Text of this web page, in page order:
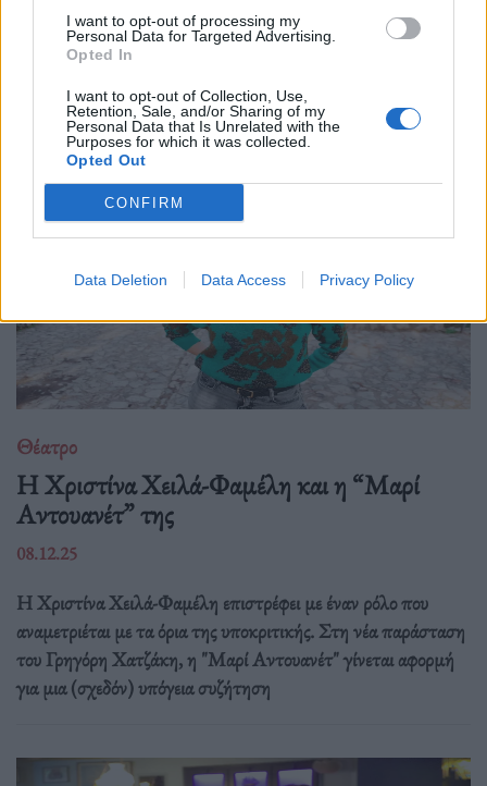
I want to opt-out of processing my
Personal Data for Targeted Advertising.
Opted In
I want to opt-out of Collection, Use,
Retention, Sale, and/or Sharing of my
Personal Data that Is Unrelated with the
Purposes for which it was collected.
Opted Out
CONFIRM
Data Deletion Data Access Privacy Policy
Με το "Αποτύπωμα", η Φένια Αποστόλου δημιουργεί έναν
σκοτεινό, ποιητικό χώρο όπου η γυναικεία εικόνα αποτινάσσει
τις παραμορφώσεις του χρόνου και ξαναβρίσκει τη φωνή της
μέσα από την κίνηση, τη σιωπή
Θέατρο
Η Χριστίνα Χειλά-Φαμέλη και η “Μαρί
Αντουανέτ” της
08.12.25
Η Χριστίνα Χειλά-Φαμέλη επιστρέφει με έναν ρόλο που
αναμετριέται με τα όρια της υποκριτικής. Στη νέα παράσταση
του Γρηγόρη Χατζάκη, η "Μαρί Αντουανέτ" γίνεται αφορμή
για μια (σχεδόν) υπόγεια συζήτηση